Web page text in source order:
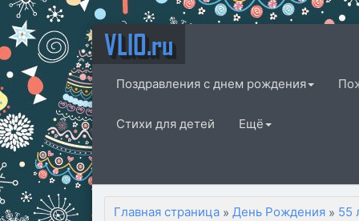
VLIO.ru
Поздравления с днем рождения
Стихи для детей Ещё
Главная страница » День Рождения » 55